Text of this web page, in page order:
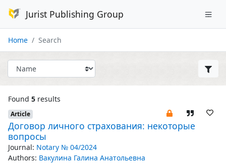
Jurist Publishing Group
Home Search
Found 5 results
Article
Договор личного страхования: некоторые
вопросы
Journal: Notary № 04/2024
Authors: Вакулина Галина Анатольевна